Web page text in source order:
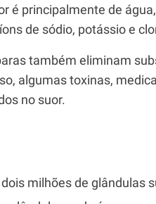
é principalmente de
de sódio, potássio e
também eliminam
algumas toxinas,
no suor.
milhões de glândulas